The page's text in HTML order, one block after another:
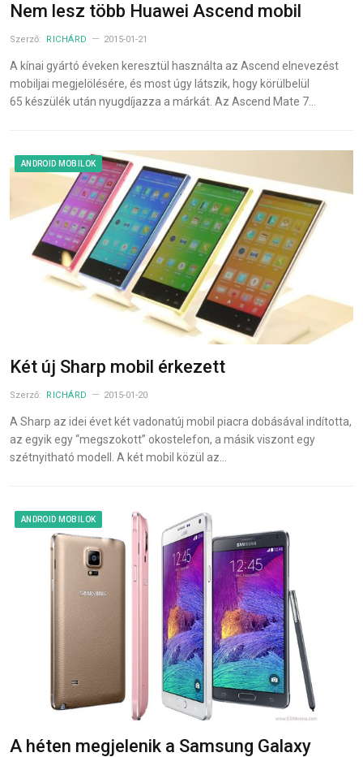
Nem lesz több Huawei Ascend mobil
Szerző: RICHÁRD 2015-01-21
A kínai gyártó éveken keresztül használta az Ascend elnevezést
mobiljai megjelölésére, és most úgy látszik, hogy körülbelül
65 készülék után nyugdíjazza a márkát. Az Ascend Mate 7…
ANDROID MOBILOK
Két új Sharp mobil érkezett
Szerző: RICHÁRD 2015-01-20
A Sharp az idei évet két vadonatúj mobil piacra dobásával indította,
az egyik egy “megszokott” okostelefon, a másik viszont egy
szétnyitható modell. A két mobil közül az…
ANDROID MOBILOK
A héten megjelenik a Samsung Galaxy